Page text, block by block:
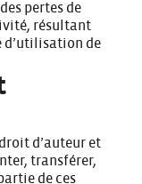
pertes de
résultant
d’utilisation de
d’auteur et
transférer,
de ces